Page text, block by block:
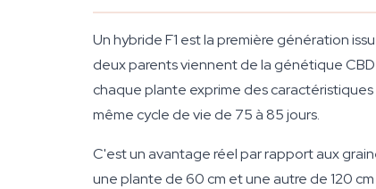
Un hybride F1 est la première génération
deux parents viennent de la génétique
chaque plante exprime des
même cycle de vie de 75 à 85 jours.
C'est un avantage réel par rapport aux
une plante de 60 cm et une autre de 120